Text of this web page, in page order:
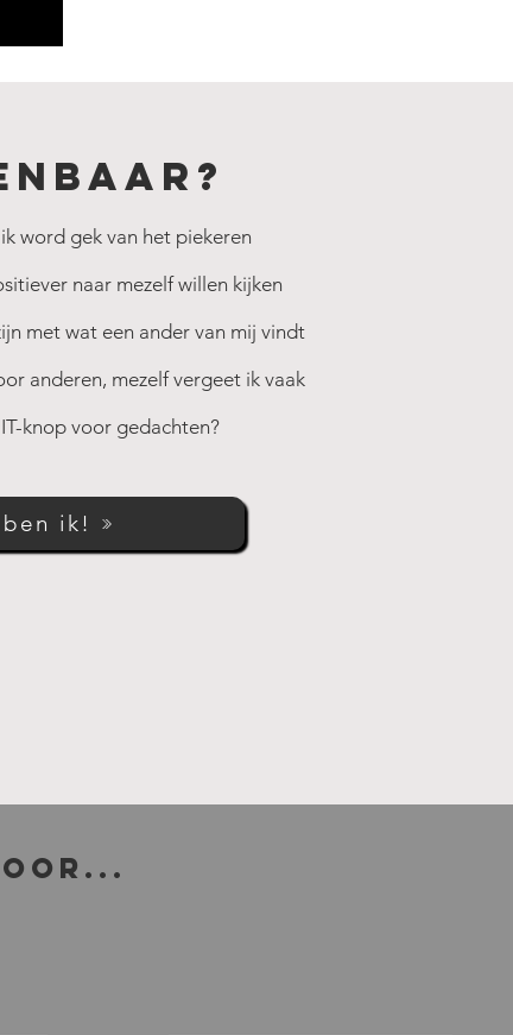
word gek van het piekeren
naar mezelf willen kijken
met wat een ander van mij vindt
anderen, mezelf vergeet ik vaak
knop voor gedachten?
ik!